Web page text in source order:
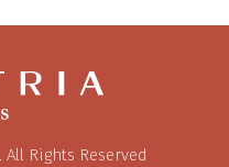
All Rights Reserved